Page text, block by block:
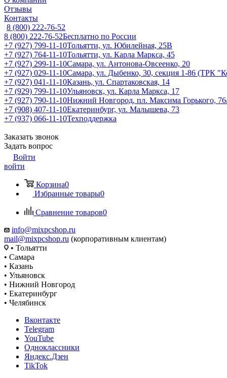
Отзывы
Контакты
8 (800) 222-76-52
8 (800) 222-76-52Бесплатно по России
+7 (927) 799-11-10Тольятти, ул. Юбилейная, 25В
+7 (927) 764-11-10Тольятти, ул. Карла Маркса, 45
+7 (927) 299-11-10Самара, ул. Антонова-Овсеенко, 20
+7 (927) 029-11-10Самара, ул. Дыбенко, 30, секция 1-86 (ТРК
+7 (927) 041-11-10Казань, ул. Спартаковская, 14
+7 (929) 799-11-10Ульяновск, ул. Карла Маркса, 17
+7 (927) 790-11-10Нижний Новгород, пл. Максима Горького,
+7 (908) 407-11-10Екатеринбург, ул. Малышева, 73
+7 (937) 066-11-10Техподдержка
Заказать звонок
Задать вопрос
Войти
войти
Корзина0
Избранные товары0
Сравнение товаров0
info@mixpcshop.ru
mail@mixpcshop.ru (корпоративным клиентам)
• Тольятти
• Самара
• Казань
• Ульяновск
• Нижний Новгород
• Екатеринбург
• Челябинск
Вконтакте
Telegram
YouTube
Одноклассники
Яндекс.Дзен
TikTok